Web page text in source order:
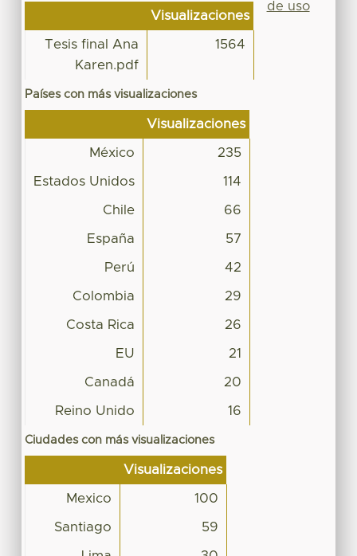
Visualizaciones
Tesis final Ana
Karen.pdf
1564
Países con más visualizaciones
Visualizaciones
México 235
Estados Unidos 114
Chile 66
España 57
Perú 42
Colombia 29
Costa Rica 26
EU 21
Canadá 20
Reino Unido 16
Ciudades con más visualizaciones
Visualizaciones
Mexico 100
Santiago 59
de uso